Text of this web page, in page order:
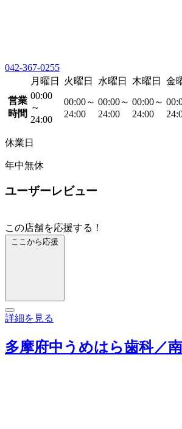
042-367-0255
月曜日
火曜日 水曜日 木曜日 金
営業
時間
00:00
～
24:00
00:00～
24:00
00:00～
24:00
00:00～
24:00
休業日
年中無休
ユーザーレビュー
この店舗を応援する！
ここから応援
詳細を見る
多摩府中うめはら歯科／